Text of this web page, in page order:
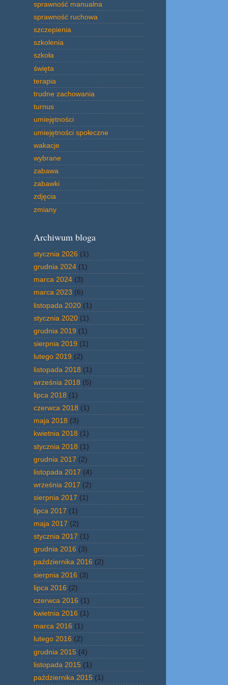
sprawność manualna
sprawność ruchowa
szczepienia
szkolenia
szkoła
święta
terapia
trudne zachowania
turnus
umiejętności
umiejętności społeczne
wakacje
wybrane
zabawa
zabawki
zdjęcia
zmiany
Archiwum bloga
stycznia 2026 (1)
grudnia 2024 (1)
marca 2024 (3)
marca 2023 (6)
listopada 2020 (1)
stycznia 2020 (1)
grudnia 2019 (1)
sierpnia 2019 (1)
lutego 2019 (2)
listopada 2018 (1)
września 2018 (5)
lipca 2018 (1)
czerwca 2018 (1)
maja 2018 (3)
kwietnia 2018 (1)
stycznia 2018 (1)
grudnia 2017 (2)
listopada 2017 (4)
września 2017 (2)
sierpnia 2017 (1)
lipca 2017 (1)
maja 2017 (2)
stycznia 2017 (1)
grudnia 2016 (3)
października 2016 (2)
sierpnia 2016 (3)
lipca 2016 (2)
czerwca 2016 (1)
kwietnia 2016 (1)
marca 2016 (1)
lutego 2016 (2)
grudnia 2015 (4)
listopada 2015 (1)
października 2015 (1)